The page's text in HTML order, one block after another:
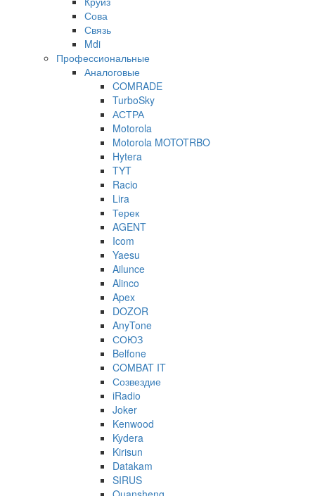
Сова
Связь
Mdi
Профессиональные
Аналоговые
COMRADE
TurboSky
АСТРА
Motorola
Motorola MOTOTRBO
Hytera
TYT
Racio
Lira
Терек
AGENT
Icom
Yaesu
Ailunce
Alinco
Apex
DOZOR
AnyTone
СОЮЗ
Belfone
COMBAT IT
Созвездие
iRadio
Joker
Kenwood
Kydera
Kirisun
Datakam
SIRUS